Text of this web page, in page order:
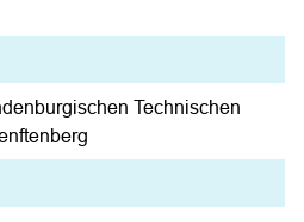
Technischen